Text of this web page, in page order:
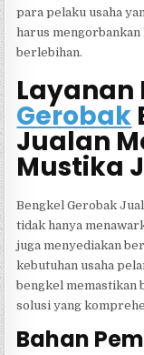
para pelaku usaha
harus mengorbankan
berlebihan.
Layanan
Gerobak
Jualan
Mustika
Bengkel Gerobak
tidak hanya
juga menyediakan
kebutuhan usaha
bengkel memastikan
solusi yang
Bahan